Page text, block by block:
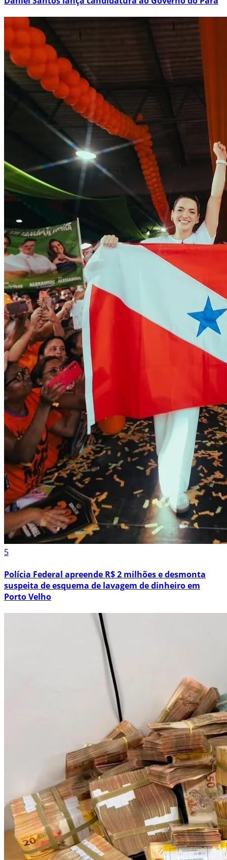
5
Polícia Federal apreende R$ 2 milhões e desmonta
suspeita de esquema de lavagem de dinheiro em
Porto Velho